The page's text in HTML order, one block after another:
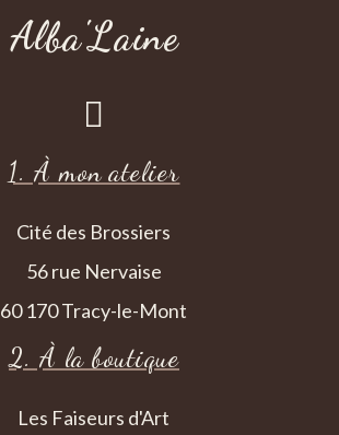
Alba'Laine

1. À mon atelier
Cité des Brossiers
56 rue Nervaise
60 170 Tracy-le-Mont
2. À la boutique
Les Faiseurs d'Art